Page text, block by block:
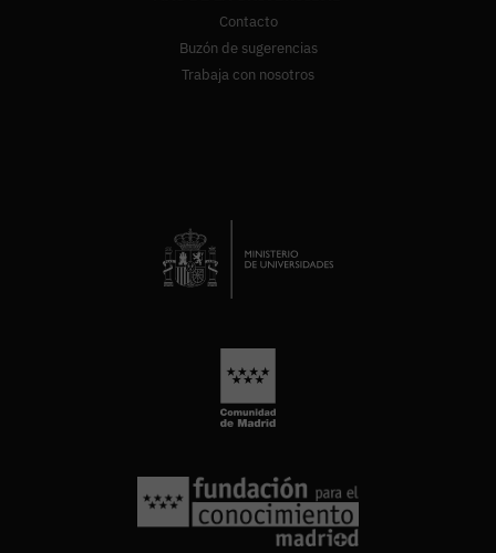
Contacto
Buzón de sugerencias
Trabaja con nosotros